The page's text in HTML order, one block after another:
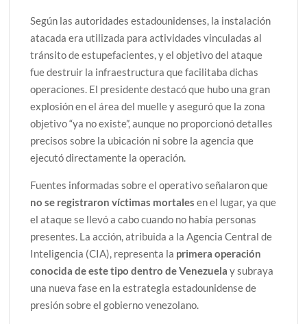
Según las autoridades estadounidenses, la instalación
atacada era utilizada para actividades vinculadas al
tránsito de estupefacientes, y el objetivo del ataque
fue destruir la infraestructura que facilitaba dichas
operaciones. El presidente destacó que hubo una gran
explosión en el área del muelle y aseguró que la zona
objetivo “ya no existe”, aunque no proporcionó detalles
precisos sobre la ubicación ni sobre la agencia que
ejecutó directamente la operación.
Fuentes informadas sobre el operativo señalaron que
no se registraron víctimas mortales en el lugar, ya que
el ataque se llevó a cabo cuando no había personas
presentes. La acción, atribuida a la Agencia Central de
Inteligencia (CIA), representa la primera operación
conocida de este tipo dentro de Venezuela y subraya
una nueva fase en la estrategia estadounidense de
presión sobre el gobierno venezolano.